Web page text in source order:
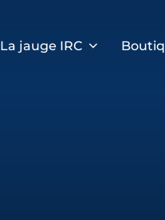
La jauge IRC